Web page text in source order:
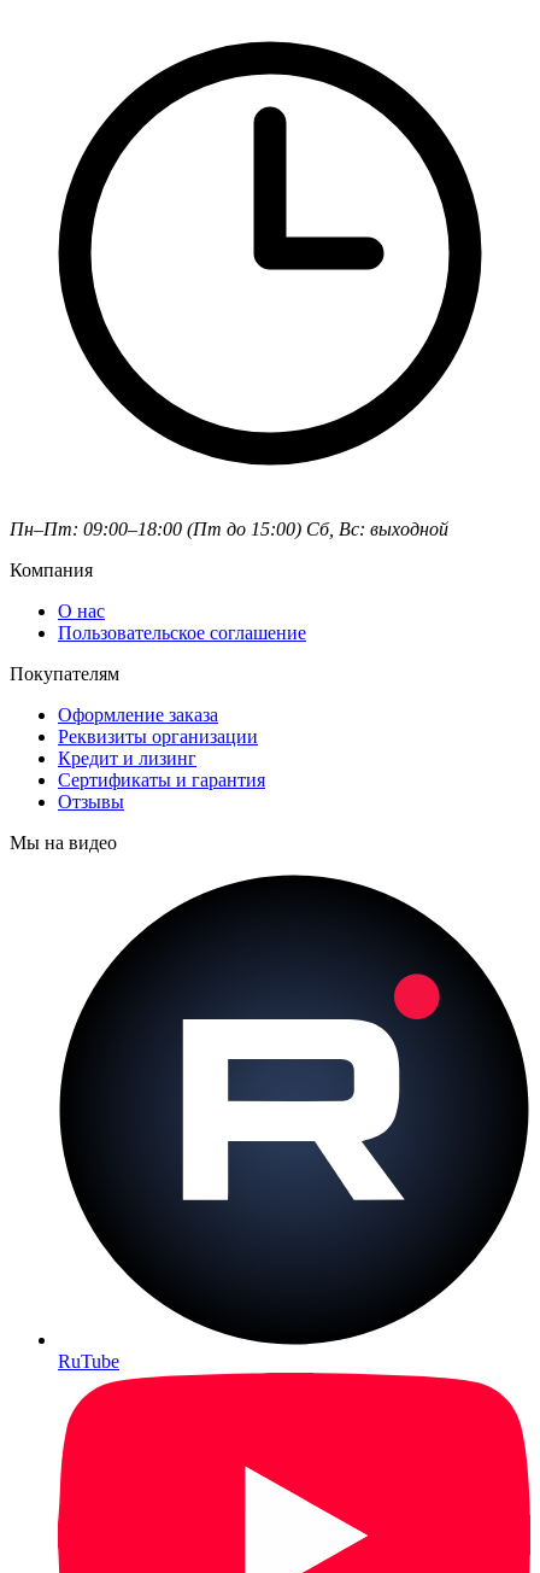
Пн–Пт: 09:00–18:00 (Пт до 15:00) Сб, Вс: выходной
Компания
О нас
Пользовательское соглашение
Покупателям
Оформление заказа
Реквизиты организации
Кредит и лизинг
Сертификаты и гарантия
Отзывы
Мы на видео
RuTube